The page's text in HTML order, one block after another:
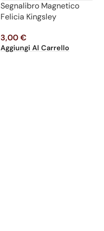
Segnalibro Magnetico
Felicia Kingsley
3,00€
Aggiungi Al Carrello